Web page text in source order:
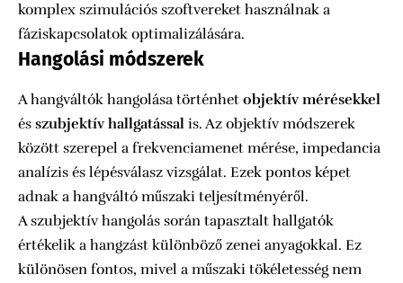
komplex szimulációs szoftvereket használnak a
fáziskapcsolatok optimalizálására.
Hangolási módszerek
A hangváltók hangolása történhet objektív mérésekkel
és szubjektív hallgatással is. Az objektív módszerek
között szerepel a frekvenciamenet mérése, impedancia
analízis és lépésválasz vizsgálat. Ezek pontos képet
adnak a hangváltó műszaki teljesítményéről.
A szubjektív hangolás során tapasztalt hallgatók
értékelik a hangzást különböző zenei anyagokkal. Ez
különösen fontos, mivel a műszaki tökéletesség nem